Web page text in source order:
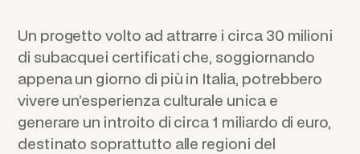
Un progetto volto ad attrarre i circa 30 milioni
di subacquei certificati che, soggiornando
appena un giorno di più in Italia, potrebbero
vivere un’esperienza culturale unica e
generare un introito di circa 1 miliardo di euro,
destinato soprattutto alle regioni del